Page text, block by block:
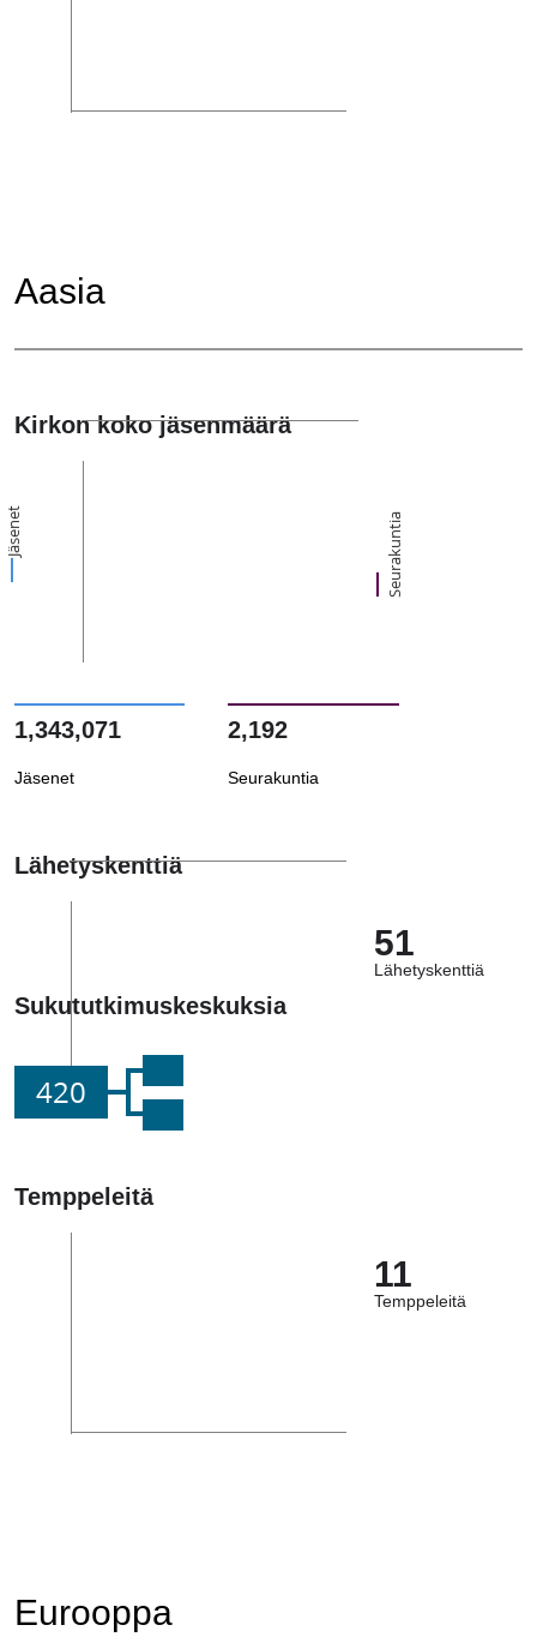
Aasia
Kirkon koko jäsenmäärä
Jäsenet Seurakuntia
1,343,071
Jäsenet
2,192
Seurakuntia
Lähetyskenttiä
51
Lähetyskenttiä
Sukututkimuskeskuksia
420
Temppeleitä
11
Temppeleitä
Eurooppa